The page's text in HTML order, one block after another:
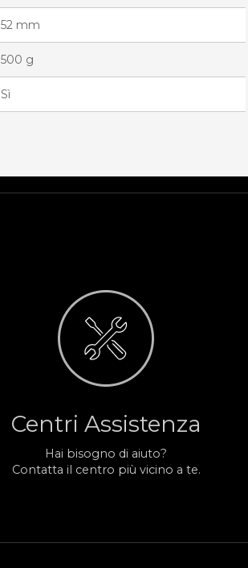
52 mm
500 g
Sì
Centri Assistenza
Hai bisogno di aiuto?
Contatta il centro più vicino a te.